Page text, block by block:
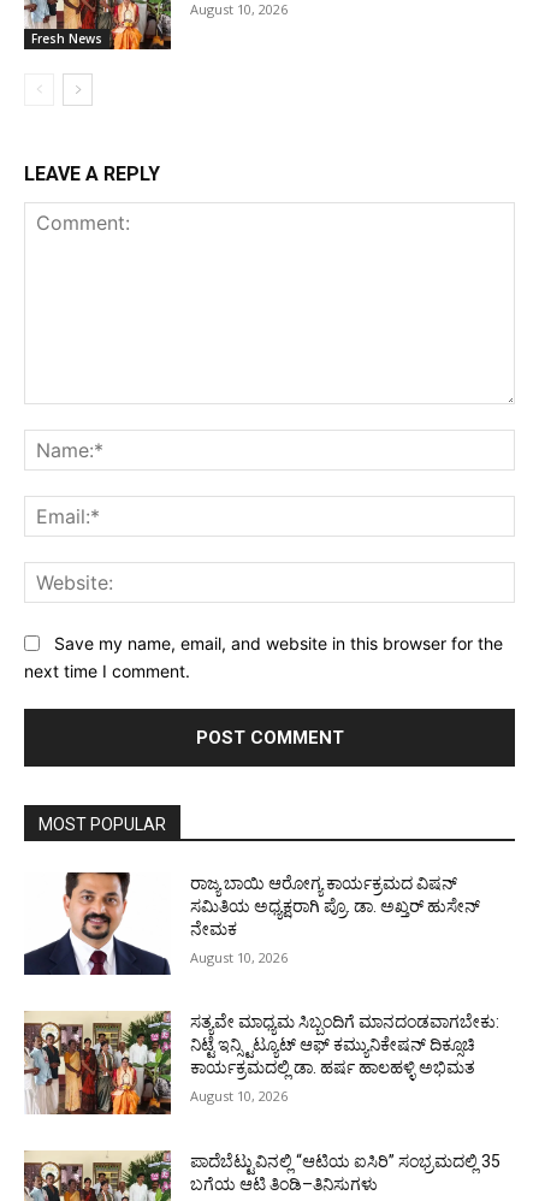
Fresh News
August 10, 2026
LEAVE A REPLY
Save my name, email, and website in this browser for the
next time I comment.
MOST POPULAR
ರಾಜ್ಯ ಬಾಯಿ ಆರೋಗ್ಯ ಕಾರ್ಯಕ್ರಮದ ವಿಷನ್
ಸಮಿತಿಯ ಅಧ್ಯಕ್ಷರಾಗಿ ಪ್ರೊ. ಡಾ. ಅಖ್ತರ್ ಹುಸೇನ್
ನೇಮಕ
August 10, 2026
ಸತ್ಯವೇ ಮಾಧ್ಯಮ ಸಿಬ್ಬಂದಿಗೆ ಮಾನದಂಡವಾಗಬೇಕು:
ನಿಟ್ಟೆ ಇನ್ಸ್ಟಿಟ್ಯೂಟ್ ಆಫ್ ಕಮ್ಯುನಿಕೇಷನ್ ದಿಕ್ಸೂಚಿ
ಕಾರ್ಯಕ್ರಮದಲ್ಲಿ ಡಾ. ಹರ್ಷ ಹಾಲಹಳ್ಳಿ ಅಭಿಮತ
August 10, 2026
ಪಾದೆಬೆಟ್ಟುವಿನಲ್ಲಿ “ಆಟಿಯ ಐಸಿರಿ’’ ಸಂಭ್ರಮದಲ್ಲಿ 35
ಬಗೆಯ ಆಟಿ ತಿಂಡಿ–ತಿನಿಸುಗಳು